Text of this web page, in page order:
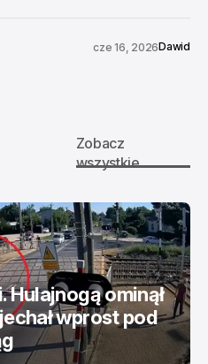
cze 16, 2026Dawid
Zobacz
wszystkie
Hulajnogą ominął
wprost pod